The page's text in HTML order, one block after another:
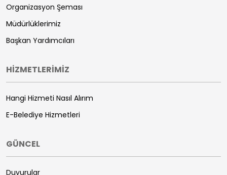
Organizasyon Şeması
Müdürlüklerimiz
Başkan Yardımcıları
HİZMETLERİMİZ
Hangi Hizmeti Nasıl Alırım
E-Belediye Hizmetleri
GÜNCEL
Duyurular